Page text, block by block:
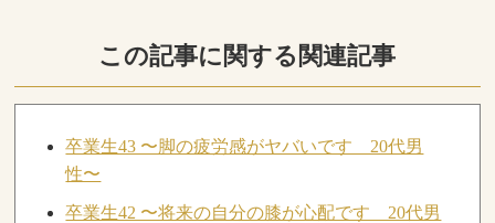
この記事に関する関連記事
卒業生43 〜脚の疲労感がヤバいです 20代男
性〜
卒業生42 〜将来の自分の膝が心配です 20代男